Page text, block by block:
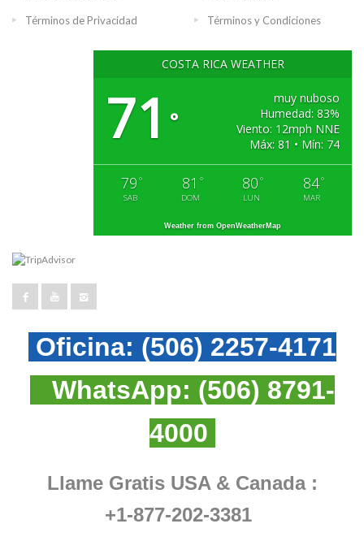
Términos de Privacidad Términos y Condiciones
COSTA RICA WEATHER
71 °
muy nuboso
Humedad: 83%
Viento: 12mph NNE
Máx: 81 • Mín: 74
79 °
SAB
81 °
DOM
80 °
LUN
84°
MAR
Weather from OpenWeatherMap
Oficina: (506) 2257-4171
WhatsApp: (506) 8791-
4000
Llame Gratis USA & Canada :
+1-877-202-3381